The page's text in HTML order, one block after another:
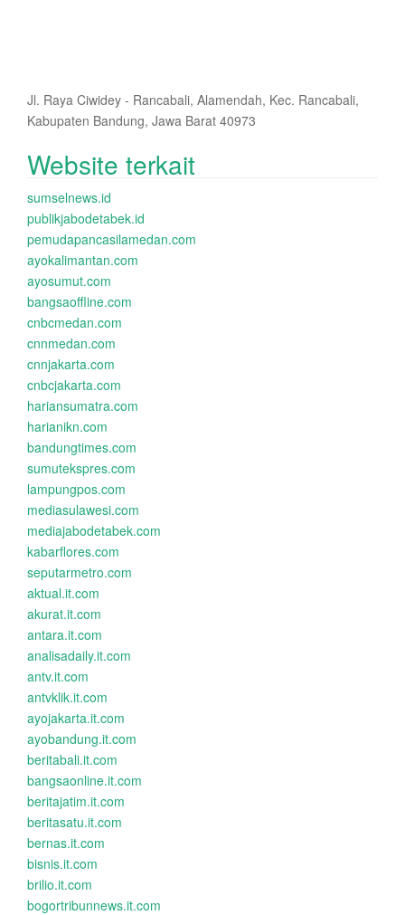
Jl. Raya Ciwidey - Rancabali, Alamendah, Kec. Rancabali,
Kabupaten Bandung, Jawa Barat 40973
Website terkait
sumselnews.id
publikjabodetabek.id
pemudapancasilamedan.com
ayokalimantan.com
ayosumut.com
bangsaoffline.com
cnbcmedan.com
cnnmedan.com
cnnjakarta.com
cnbcjakarta.com
hariansumatra.com
harianikn.com
bandungtimes.com
sumutekspres.com
lampungpos.com
mediasulawesi.com
mediajabodetabek.com
kabarflores.com
seputarmetro.com
aktual.it.com
akurat.it.com
antara.it.com
analisadaily.it.com
antv.it.com
antvklik.it.com
ayojakarta.it.com
ayobandung.it.com
beritabali.it.com
bangsaonline.it.com
beritajatim.it.com
beritasatu.it.com
bernas.it.com
bisnis.it.com
brilio.it.com
bogortribunnews.it.com